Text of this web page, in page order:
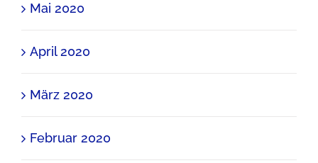
Mai 2020
April 2020
März 2020
Februar 2020